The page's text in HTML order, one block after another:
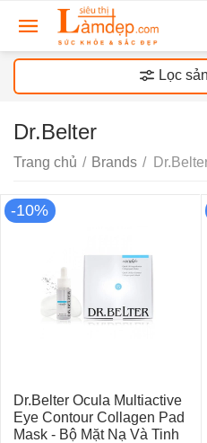
Lọc
Dr.Belter
Trang chủ / Brands /
-10%
Dr.Belter Ocula Multiactive
Eye Contour Collagen Pad
Mask - Bộ Mặt Nạ Và Tinh